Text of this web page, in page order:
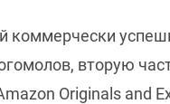
коммерчески
вторую
Originals and